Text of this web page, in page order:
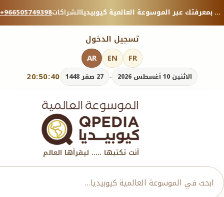
+966505749398الشراكات منصة معرفية موثوقة — شارك بمعرفتك عبر الموسوعة العالمية كيوبيديا.
تسجيل الدخول
20:50:42 الاثنين 10 أغسطس 2026 - 27 صفر 1448
AR EN FR
أنت تكتبها ..... ليقرأها العالم